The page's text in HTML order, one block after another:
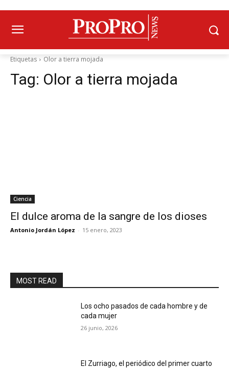
Etiquetas Olor a tierra mojada
Tag: Olor a tierra mojada
Ciencia
El dulce aroma de la sangre de los dioses
Antonio Jordán López - 15 enero, 2023
MOST READ
Los ocho pasados de cada hombre y de
cada mujer
26 junio, 2026
El Zurriago, el periódico del primer cuarto